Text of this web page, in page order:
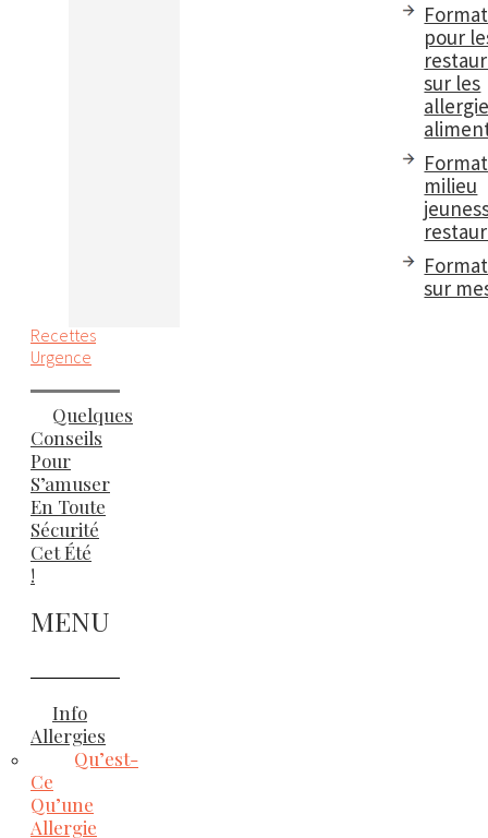
pour
sur les
milieu
sur
Recettes
Urgence
Quelques
Conseils
Pour
S’amuser
En Toute
Sécurité
Cet Été
!
MENU
Info
Allergies
Qu’est-
Ce
Qu’une
Allergie